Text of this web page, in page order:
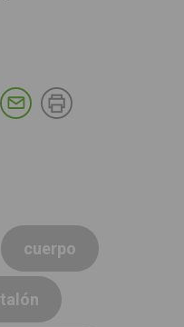
en Twitteren Google Plus
Compartir en Pinterest
Compartir por E-
cuerpo